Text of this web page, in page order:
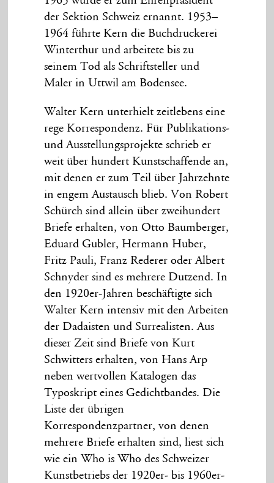
der Sektion Schweiz ernannt. 1953–
1964 führte Kern die Buchdruckerei
Winterthur und arbeitete bis zu
seinem Tod als Schriftsteller und
Maler in Uttwil am Bodensee.
Walter Kern unterhielt zeitlebens eine
rege Korrespondenz. Für Publikations-
und Ausstellungsprojekte schrieb er
weit über hundert Kunstschaffende an,
mit denen er zum Teil über Jahrzehnte
in engem Austausch blieb. Von Robert
Schürch sind allein über zweihundert
Briefe erhalten, von Otto Baumberger,
Eduard Gubler, Hermann Huber,
Fritz Pauli, Franz Rederer oder Albert
Schnyder sind es mehrere Dutzend. In
den 1920er-Jahren beschäftigte sich
Walter Kern intensiv mit den Arbeiten
der Dadaisten und Surrealisten. Aus
dieser Zeit sind Briefe von Kurt
Schwitters erhalten, von Hans Arp
neben wertvollen Katalogen das
Typoskript eines Gedichtbandes. Die
Liste der übrigen
Korrespondenzpartner, von denen
mehrere Briefe erhalten sind, liest sich
wie ein Who is Who des Schweizer
Kunstbetriebs der 1920er- bis 1960er-